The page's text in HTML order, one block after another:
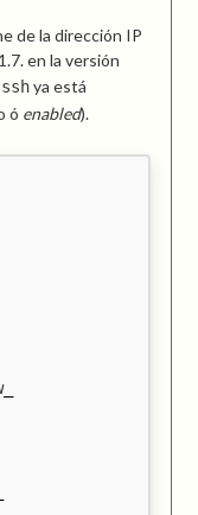
de la dirección IP
en la versión
sshya está
ó enabled).